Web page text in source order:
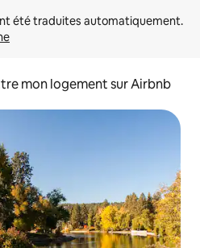
mon logement sur Airbnb